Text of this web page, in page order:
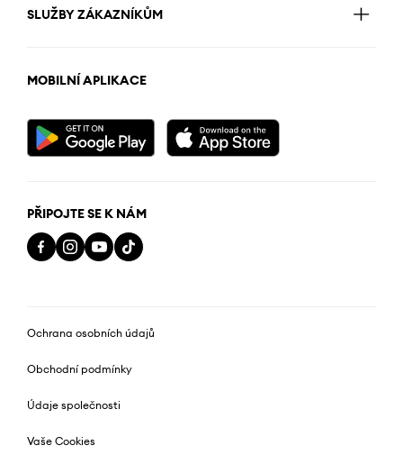
SLUŽBY ZÁKAZNÍKŮM
MOBILNÍ APLIKACE
PŘIPOJTE SE K NÁM
Ochrana osobních údajů
Obchodní podmínky
Údaje společnosti
Vaše Cookies